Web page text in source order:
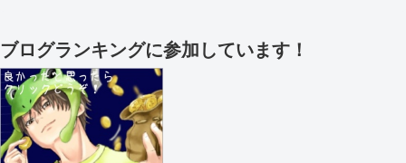
ブログランキングに参加しています！